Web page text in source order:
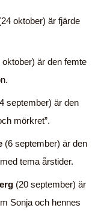
oktober) är fjärde
oktober) är den femte
september) är den
mörkret”.
(6 september) är den
tema årstider.
(20 september) är
Sonja och hennes